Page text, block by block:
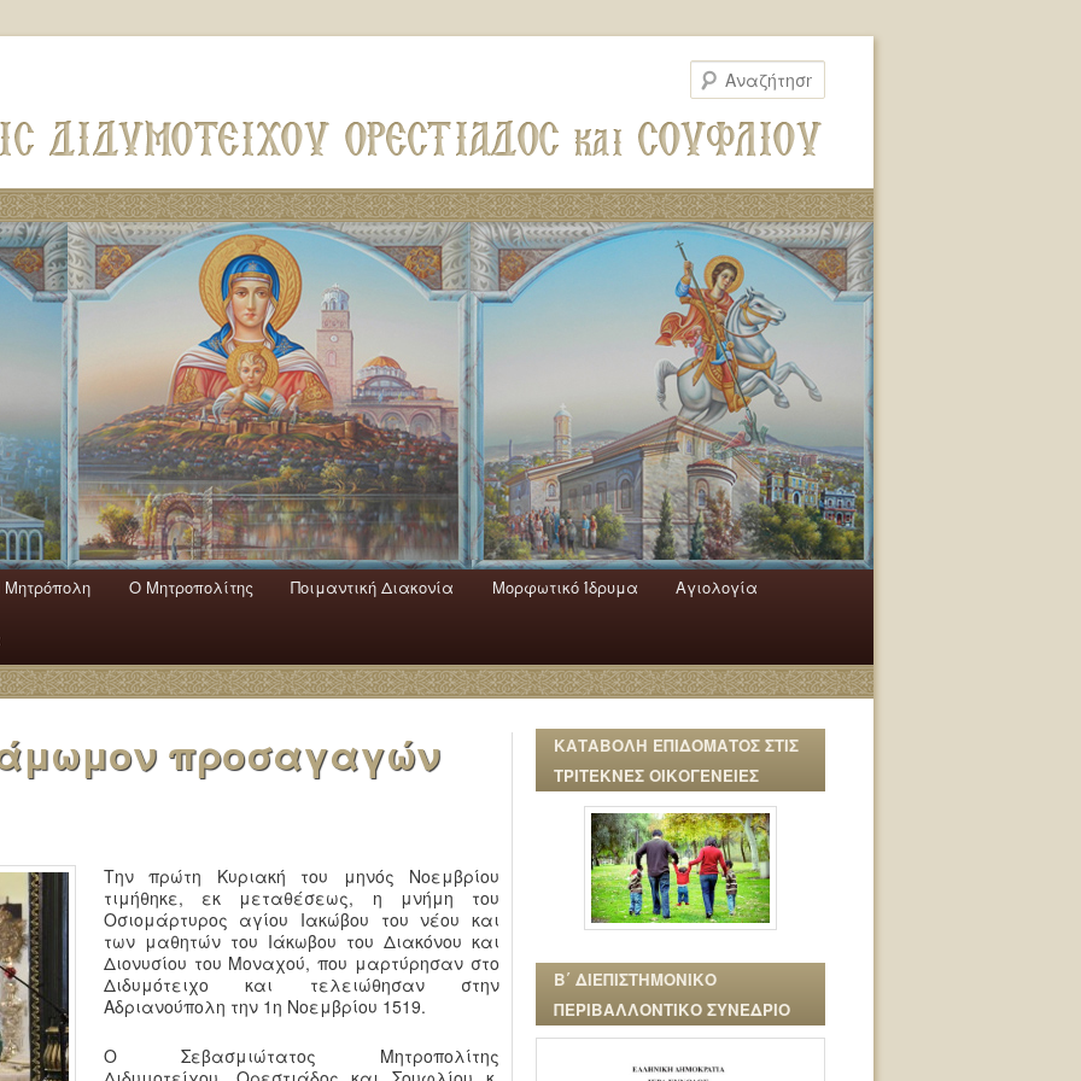
Mητρόπολη Ο Mητροπολίτης Ποιμαντική Διακονία Μορφωτικό Ίδρυμα Αγιολογία
προσαγαγών
Την πρώτη Κυριακή του μηνός Νοεμβρίου
τιμήθηκε, εκ μεταθέσεως, η μνήμη του
Οσιομάρτυρος αγίου Ιακώβου του νέου και
των μαθητών του Ιάκωβου του Διακόνου και
Διονυσίου του Μοναχού, που μαρτύρησαν στο
Διδυμότειχο και τελειώθησαν στην
Αδριανούπολη την 1η Νοεμβρίου 1519.
Ο Σεβασμιώτατος Μητροπολίτης
ΚΑΤΑΒΟΛΗ ΕΠΙΔΟΜΑΤΟΣ ΣΤΙΣ
ΤΡΙΤΕΚΝΕΣ ΟΙΚΟΓΕΝΕΙΕΣ
Β΄ ΔΙΕΠΙΣΤΗΜΟΝΙΚΟ
ΠΕΡΙΒΑΛΛΟΝΤΙΚΟ ΣΥΝΕΔΡΙΟ